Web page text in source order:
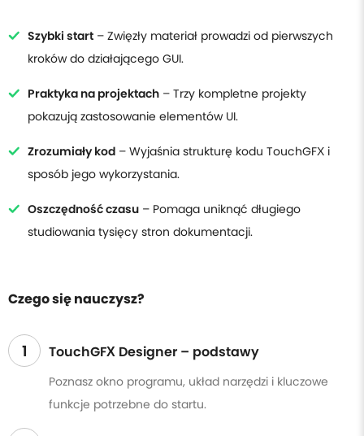
Szybki start – Zwięzły materiał prowadzi od pierwszych
kroków do działającego GUI.
Praktyka na projektach – Trzy kompletne projekty
pokazują zastosowanie elementów UI.
Zrozumiały kod – Wyjaśnia strukturę kodu TouchGFX i
sposób jego wykorzystania.
Oszczędność czasu – Pomaga uniknąć długiego
studiowania tysięcy stron dokumentacji.
Czego się nauczysz?
1 TouchGFX Designer – podstawy
Poznasz okno programu, układ narzędzi i kluczowe
funkcje potrzebne do startu.